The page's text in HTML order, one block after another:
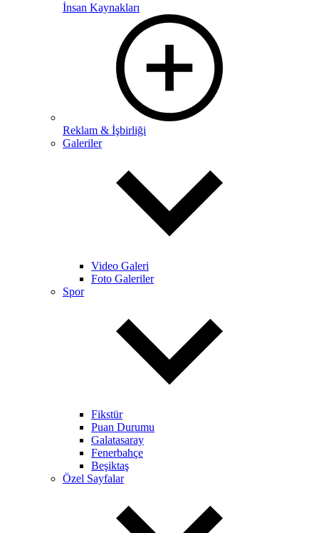
İnsan Kaynakları
Reklam & İşbirliği
Galeriler
Video Galeri
Foto Galeriler
Spor
Fikstür
Puan Durumu
Galatasaray
Fenerbahçe
Beşiktaş
Özel Sayfalar